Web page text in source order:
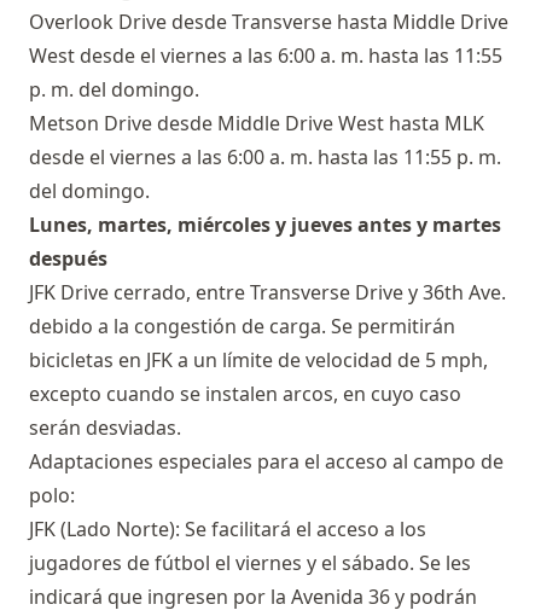
Overlook Drive desde Transverse hasta Middle Drive
West desde el viernes a las 6:00 a. m. hasta las 11:55
p. m. del domingo.
Metson Drive desde Middle Drive West hasta MLK
desde el viernes a las 6:00 a. m. hasta las 11:55 p. m.
del domingo.
Lunes, martes, miércoles y jueves antes y martes
después
JFK Drive cerrado, entre Transverse Drive y 36th Ave.
debido a la congestión de carga. Se permitirán
bicicletas en JFK a un límite de velocidad de 5 mph,
excepto cuando se instalen arcos, en cuyo caso
serán desviadas.
Adaptaciones especiales para el acceso al campo de
polo:
JFK (Lado Norte): Se facilitará el acceso a los
jugadores de fútbol el viernes y el sábado. Se les
indicará que ingresen por la Avenida 36 y podrán